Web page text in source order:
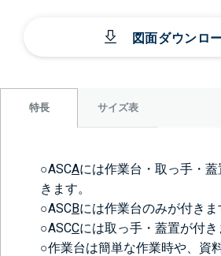
図面ダウンロ
特長 サイズ表
○ASCAには作業台・取っ手・
きます。
○ASCBには作業台のみが付きま
○ASCCには取っ手・蓋置が付き
○作業台は簡単な作業時や、資